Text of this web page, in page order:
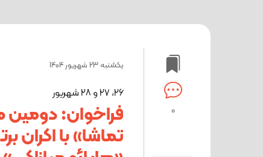
0
یکشنبه 23 شهریور 1404
۲۶، ۲۷ و ۲۸ شهریور
فراخوان: دومین
تماشا» با اکران